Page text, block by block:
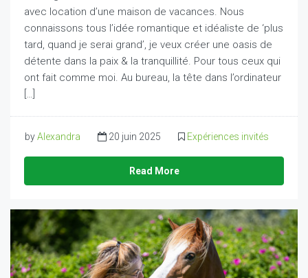
avec location d’une maison de vacances. Nous
connaissons tous l’idée romantique et idéaliste de ‘plus
tard, quand je serai grand’, je veux créer une oasis de
détente dans la paix & la tranquillité. Pour tous ceux qui
ont fait comme moi. Au bureau, la tête dans l’ordinateur
byAlexandra 20 juin 2025 Expériences invités
Read More